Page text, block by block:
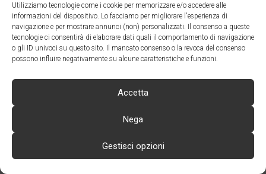
Utilizziamo tecnologie come i cookie per memorizzare e/o accedere alle
informazioni del dispositivo. Lo facciamo per migliorare l'esperienza di
navigazione e per mostrare annunci (non) personalizzati. Il consenso a queste
tecnologie ci consentirà di elaborare dati quali il comportamento di navigazione
o gli ID univoci su questo sito. Il mancato consenso o la revoca del consenso
possono influire negativamente su alcune caratteristiche e funzioni.
Accetta
Nega
Gestisci opzioni
PROTAGONISTI SOSTENIBILITÀ
SPA TECNOLOGIA TREND
TURISMO ENOGASTRONOMICO